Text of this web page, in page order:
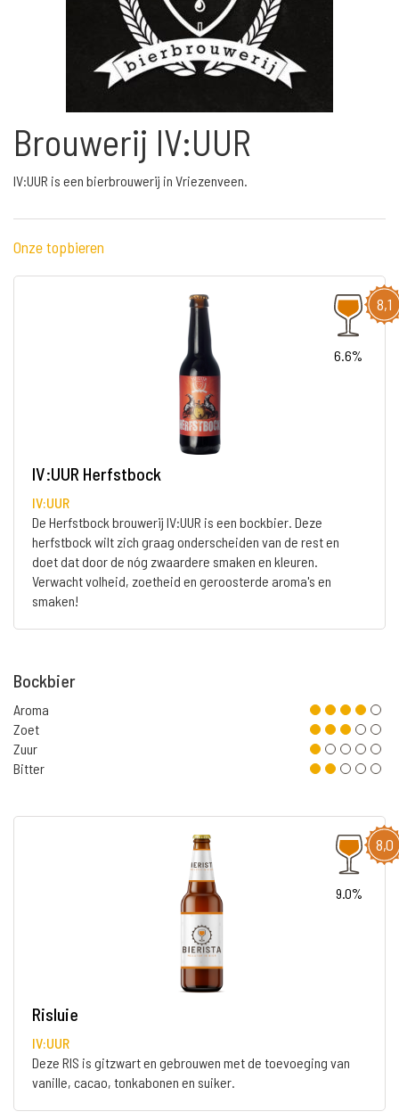
Brouwerij IV:UUR
IV:UUR is een bierbrouwerij in Vriezenveen.
Onze topbieren
8,1
6.6%
IV:UUR Herfstbock
IV:UUR
De Herfstbock brouwerij IV:UUR is een bockbier. Deze
herfstbock wilt zich graag onderscheiden van de rest en
doet dat door de nóg zwaardere smaken en kleuren.
Verwacht volheid, zoetheid en geroosterde aroma's en
smaken!
Bockbier
Aroma
Zoet
Zuur
Bitter
8,0
9.0%
Risluie
IV:UUR
Deze RIS is gitzwart en gebrouwen met de toevoeging van
vanille, cacao, tonkabonen en suiker.